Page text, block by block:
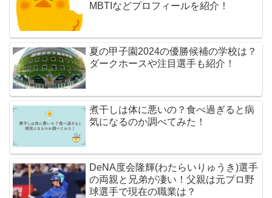
MBTIなどプロフィールを紹介！
夏の甲子園2024の優勝候補の学校は？
ダークホースや注目選手も紹介！
煮干しは体に悪いの？食べ過ぎると病
気になるのか調べてみた！
DeNA度会隆輝(わたらいりゅうき)選手
の両親と兄弟が凄い！父親は元プロ野
球選手で現在の職業は？